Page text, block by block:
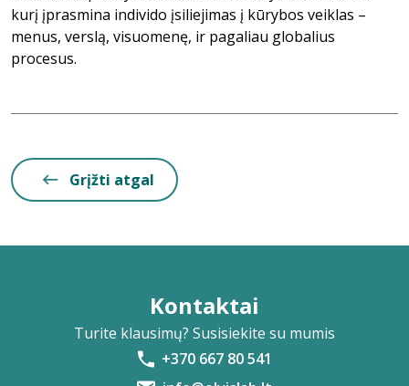
kurį įprasmina individo įsiliejimas į kūrybos veiklas –
menus, verslą, visuomenę, ir pagaliau globalius
procesus.
Grįžti atgal
Kontaktai
Turite klausimų? Susisiekite su mumis
+370 667 80 541